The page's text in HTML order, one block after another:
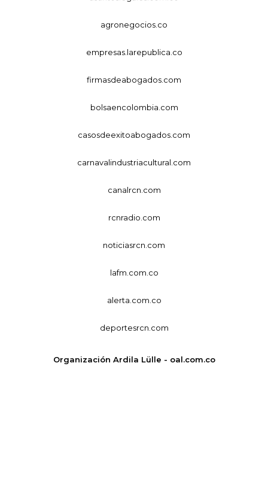
agronegocios.co
empresas.larepublica.co
firmasdeabogados.com
bolsaencolombia.com
casosdeexitoabogados.com
carnavalindustriacultural.com
canalrcn.com
rcnradio.com
noticiasrcn.com
lafm.com.co
alerta.com.co
deportesrcn.com
Organización Ardila Lülle - oal.com.co